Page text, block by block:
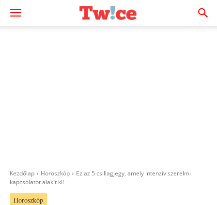
Kezdőlap Horoszkóp
Ez az 5 csillagjegy, amely intenzív szerelmi
kapcsolatot alakít ki!
Horoszkóp